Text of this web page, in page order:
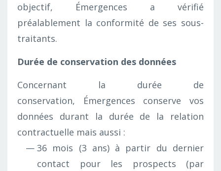
objectif, Émergences a vérifié
préalablement la conformité de ses sous-
traitants.
Durée de conservation des données
Concernant la durée de
conservation, Émergences conserve vos
données durant la durée de la relation
contractuelle mais aussi :
36 mois (3 ans) à partir du dernier
contact pour les prospects (par